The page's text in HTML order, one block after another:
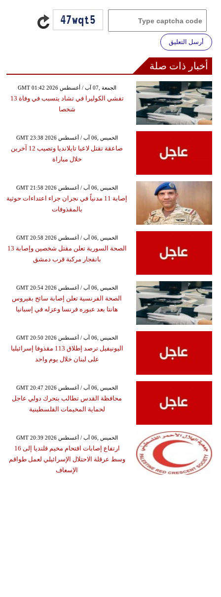
أرسل التعليق
أخبار ذات صلة
GMT 01:42 2026 الجمعة ,07 آب / أغسطس
تفشي الكوليرا في تشاد يتسبب في وفاة 13
شخصا
GMT 23:38 2026 الخميس ,06 آب / أغسطس
صاعقة تقتل لاعبا تايلانديا وتصيب 12 آخرين
خلال مباراة
GMT 21:58 2026 الخميس ,06 آب / أغسطس
إصابة 11 مدنياً في نجران جراء اعتداءات حوثية
بالمقذوفات
GMT 20:58 2026 الخميس ,06 آب / أغسطس
الصحة السورية تعلن مقتل شخصين وإصابة 13
بانفجار مركبة قرب دمشق
GMT 20:54 2026 الخميس ,06 آب / أغسطس
الصحة الفرنسية تعلن إصابة سائح بفيروس
هانتا بعد عبوره فرنسا وعزله في إسبانيا
GMT 20:50 2026 الخميس ,06 آب / أغسطس
اليونيفيل ترصد إطلاق 113 مقذوفا إسرائيليا
على لبنان خلال يوم واحد
GMT 20:47 2026 الخميس ,06 آب / أغسطس
محافظة القدس تطالب بتحرك دولي عاجل
لحماية المخيمات الفلسطينية
GMT 20:39 2026 الخميس ,06 آب / أغسطس
ارتفاع إصابات اقتحام مخيم قلنديا إلى 16
وسط عرقلة الاحتلال الإسرائيلي لعمل طواقم
الإسعاف